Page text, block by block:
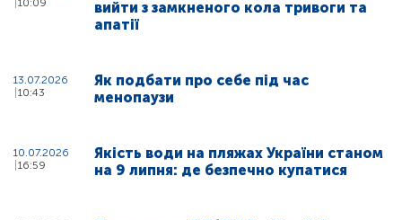
10:09
вийти з замкненого кола тривоги та
апатії
13.07.2026
10:43
Як подбати про себе під час
менопаузи
10.07.2026
16:59
Якість води на пляжах України станом
на 9 липня: де безпечно купатися